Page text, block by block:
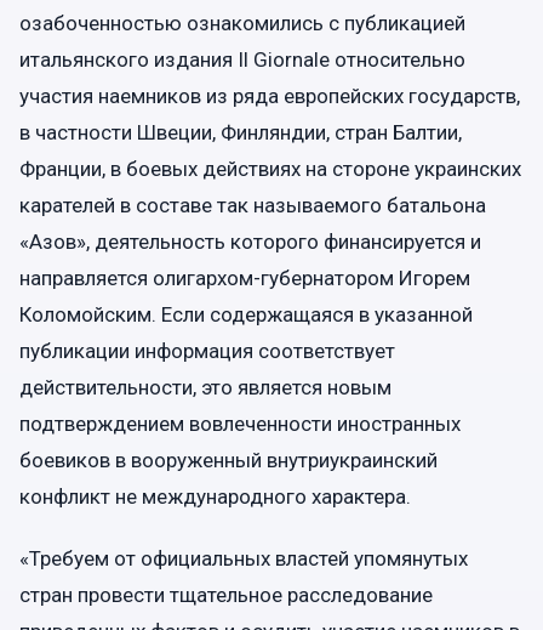
озабоченностью ознакомились с публикацией
итальянского издания Il Giornale относительно
участия наемников из ряда европейских государств,
в частности Швеции, Финляндии, стран Балтии,
Франции, в боевых действиях на стороне украинских
карателей в составе так называемого батальона
«Азов», деятельность которого финансируется и
направляется олигархом-губернатором Игорем
Коломойским. Если содержащаяся в указанной
публикации информация соответствует
действительности, это является новым
подтверждением вовлеченности иностранных
боевиков в вооруженный внутриукраинский
конфликт не международного характера.
«Требуем от официальных властей упомянутых
стран провести тщательное расследование